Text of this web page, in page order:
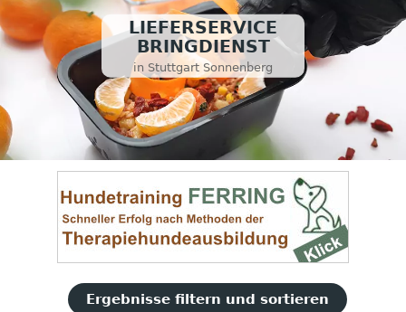
LIEFERSERVICE
BRINGDIENST
in Stuttgart Sonnenberg
Ergebnisse filtern und sortieren